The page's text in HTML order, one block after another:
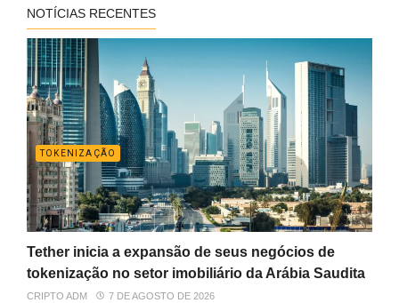
NOTÍCIAS RECENTES
TOKENIZAÇÃO
Tether inicia a expansão de seus negócios de
tokenização no setor imobiliário da Arábia Saudita
CRIPTO ADM 7 DE AGOSTO DE 2026